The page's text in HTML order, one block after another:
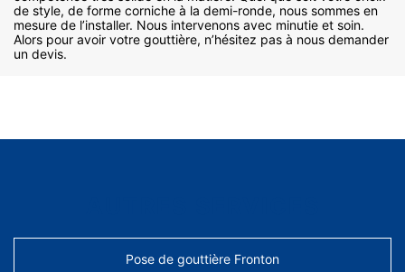
de style, de forme corniche à la demi-ronde, nous sommes en
mesure de l’installer. Nous intervenons avec minutie et soin.
Alors pour avoir votre gouttière, n’hésitez pas à nous demander
un devis.
Pose de gouttière Fronton